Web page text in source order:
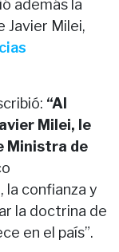
además la
Javier Milei,
“Al
Milei, le
Ministra de
confianza y
la doctrina de
en el país”.